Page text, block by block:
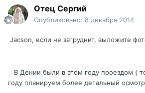
Отец Сергий
Опубликовано: 8 декабря 2014
Jacson, если не затруднит, выложите
В Дении были в этом году проездом (
году планируем более детальный